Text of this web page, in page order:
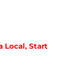
Local, Start